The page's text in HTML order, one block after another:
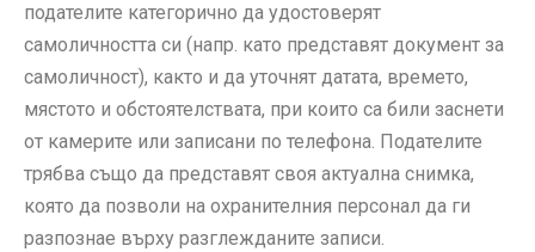
подателите категорично да удостоверят
самоличността си (напр. като представят документ за
самоличност), както и да уточнят датата, времето,
мястото и обстоятелствата, при които са били заснети
от камерите или записани по телефона. Подателите
трябва също да представят своя актуална снимка,
която да позволи на охранителния персонал да ги
разпознае върху разглежданите записи.